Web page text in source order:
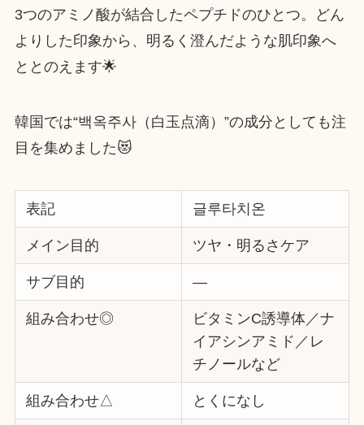
3つのアミノ酸が結合したペプチドのひとつ。どん
よりした印象から、明るく澄んだような肌印象へ
ととのえます🌟
韓国では“백옥주사（白玉点滴）”の成分としても注
目を集めました😻
表記 글루타치온
メイン目的 ツヤ・明るさケア
サブ目的 ―
組み合わせ◎
ビタミンC誘導体／ナ
イアシンアミド／レ
チノールなど
組み合わせ△ とくになし